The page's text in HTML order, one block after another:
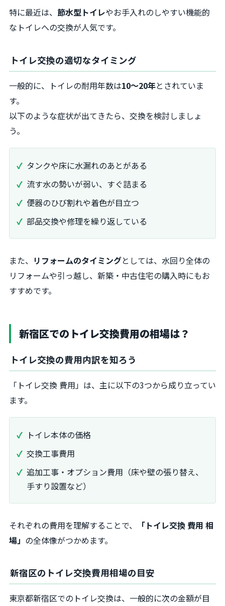
特に最近は、 節水型トイレやお手入れのしやすい機能的
なトイレへの交換が人気です。
トイレ交換の適切なタイミング
一般的に、トイレの耐用年数は10～20年とされていま
す。
以下のような症状が出てきたら、交換を検討しましょ
う。
タンクや床に水漏れのあとがある
流す水の勢いが弱い、すぐ詰まる
便器のひび割れや着色が目立つ
部品交換や修理を繰り返している
また、 リフォームのタイミングとしては、水回り全体の
リフォームや引っ越し、新築・中古住宅の購入時にもお
すすめです。
新宿区でのトイレ交換費用の相場は？
トイレ交換の費用内訳を知ろう
「トイレ交換 費用」は、主に以下の3つから成り立ってい
ます。
トイレ本体の価格
交換工事費用
追加工事・オプション費用（床や壁の張り替え、
手すり設置など）
それぞれの費用を理解することで、
「トイレ交換 費用 相
場」 の全体像がつかめます。
新宿区のトイレ交換費用相場の目安
東京都新宿区でのトイレ交換は、一般的に次の金額が目